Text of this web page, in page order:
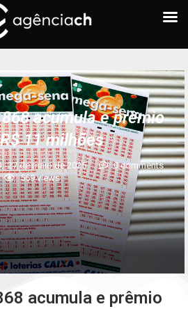
acumula e prêmio
11 milhões
27 de maio de 2025
0 comments
569views
acumula e prêmio